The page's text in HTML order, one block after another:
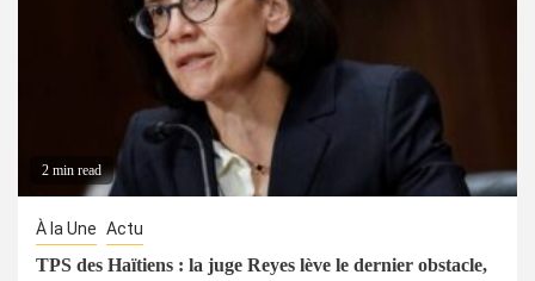
2 min read
À la Une Actu
TPS des Haïtiens : la juge Reyes lève le dernier obstacle,